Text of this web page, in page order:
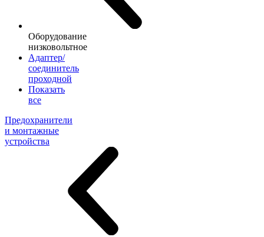
Оборудование
низковольтное
Адаптер/
соединитель
проходной
Показать
все
Предохранители
и монтажные
устройства